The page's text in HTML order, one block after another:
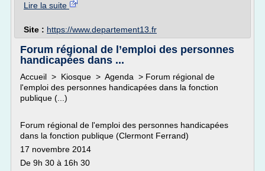
Lire la suite
Site : https://www.departement13.fr
Forum régional de l’emploi des personnes
handicapées dans ...
Accueil > Kiosque > Agenda > Forum régional de
l'emploi des personnes handicapées dans la fonction
publique (...)
Forum régional de l'emploi des personnes handicapées
dans la fonction publique (Clermont Ferrand)
17 novembre 2014
De 9h 30 à 16h 30